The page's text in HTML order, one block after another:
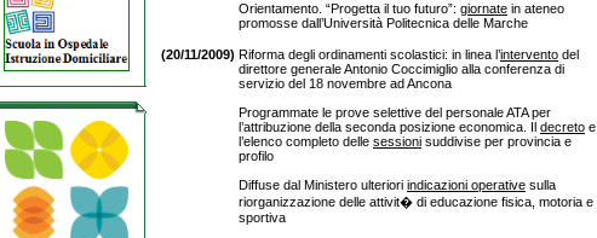
Orientamento. “Progetta il tuo futuro”: giornate in ateneo
promosse dall’Università Politecnica delle Marche
(20/11/2009) Riforma degli ordinamenti scolastici: in linea l’intervento del
direttore generale Antonio Coccimiglio alla conferenza di
servizio del 18 novembre ad Ancona
Programmate le prove selettive del personale ATA per
l’attribuzione della seconda posizione economica. Il decreto e
l’elenco completo delle sessioni suddivise per provincia e
profilo
Diffuse dal Ministero ulteriori indicazioni operative sulla
riorganizzazione delle attivit� di educazione fisica, motoria e
sportiva